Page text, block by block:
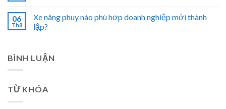
06
Th8
Xe nâng phuy nào phù hợp doanh nghiệp mới thành
lập?
BÌNH LUẬN
TỪ KHÓA